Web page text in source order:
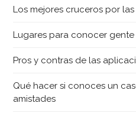
Los mejores cruceros por
Lugares para conocer
Pros y contras de las
Qué hacer si conoces un
amistades